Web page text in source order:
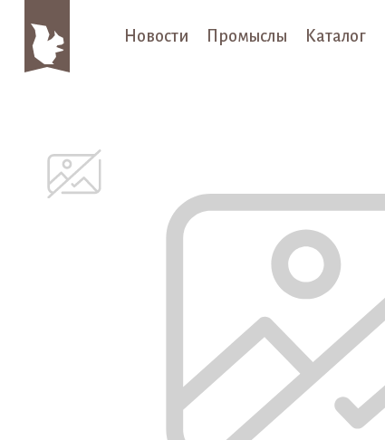
Новости Промыслы Каталог